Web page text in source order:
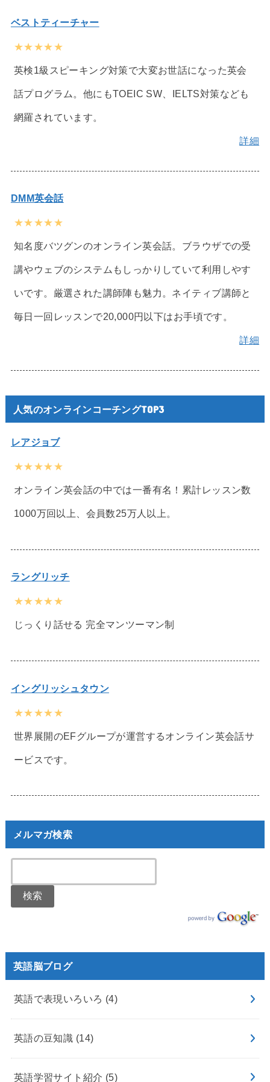
ベストティーチャー
★★★★★
英検1級スピーキング対策で大変お世話になった英会
話プログラム。他にもTOEIC SW、IELTS対策なども
網羅されています。
詳細
DMM英会話
★★★★★
知名度バツグンのオンライン英会話。ブラウザでの受
講やウェブのシステムもしっかりしていて利用しやす
いです。厳選された講師陣も魅力。ネイティブ講師と
毎日一回レッスンで20,000円以下はお手頃です。
詳細
人気のオンラインコーチングTOP3
レアジョブ
★★★★★
オンライン英会話の中では一番有名！累計レッスン数
1000万回以上、会員数25万人以上。
ラングリッチ
★★★★★
じっくり話せる 完全マンツーマン制
イングリッシュタウン
★★★★★
世界展開のEFグループが運営するオンライン英会話サ
ービスです。
メルマガ検索
英語脳ブログ
英語で表現いろいろ (4)
英語の豆知識 (14)
英語学習サイト紹介 (5)